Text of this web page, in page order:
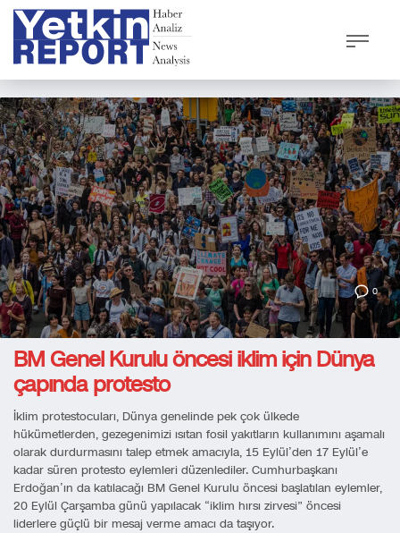
0
BM Genel Kurulu öncesi iklim için Dünya
çapında protesto
İklim protestocuları, Dünya genelinde pek çok ülkede
hükümetlerden, gezegenimizi ısıtan fosil yakıtların kullanımını aşamalı
olarak durdurmasını talep etmek amacıyla, 15 Eylül’den 17 Eylül’e
kadar süren protesto eylemleri düzenlediler. Cumhurbaşkanı
Erdoğan’ın da katılacağı BM Genel Kurulu öncesi başlatılan eylemler,
20 Eylül Çarşamba günü yapılacak “iklim hırsı zirvesi” öncesi
liderlere güçlü bir mesaj verme amacı da taşıyor.